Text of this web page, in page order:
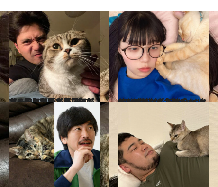
2025.10.25
マユリカ・阪本が語った、愛猫がいる暮らし「こんなにかわいい猫がおるんやって…」「むちゃくちゃ寂しがり屋で甘えん坊なんです」
カルチャー 2025.9.17
2匹の愛猫が「大ゲンカして近づけない距離感に…」リンダカラー∞・りなぴっぴが、サンシャイン池崎からもらった“意外なアドバイス”
カルチャー